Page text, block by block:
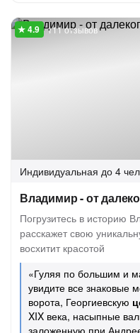
111 отзывов
Индивидуальная до 4
Владимир - от
Погрузитесь в историю
расскажет свою
восхитит красотой
«Гуляя по большим и
увидите все знаковые
ворота, Георгиевскую
XIX века, насыпные
заложенную при